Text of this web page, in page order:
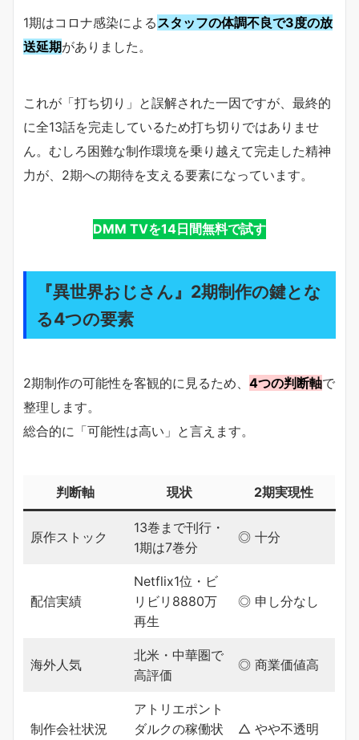
1期はコロナ感染によるスタッフの体調不良で3度の放
送延期がありました。
これが「打ち切り」と誤解された一因ですが、最終的
に全13話を完走しているため打ち切りではありませ
ん。むしろ困難な制作環境を乗り越えて完走した精神
力が、2期への期待を支える要素になっています。
DMM TVを14日間無料で試す
『異世界おじさん』2期制作の鍵とな
る4つの要素
2期制作の可能性を客観的に見るため、 4つの判断軸で
整理します。
総合的に「可能性は高い」と言えます。
判断軸 現状 2期実現性
原作ストック
13巻まで刊行・
1期は7巻分
◎ 十分
配信実績
Netflix1位・ビ
リビリ8880万
再生
◎ 申し分なし
海外人気
北米・中華圏で
高評価
◎ 商業価値高
制作会社状況
アトリエポント
ダルクの稼働状
△ やや不透明